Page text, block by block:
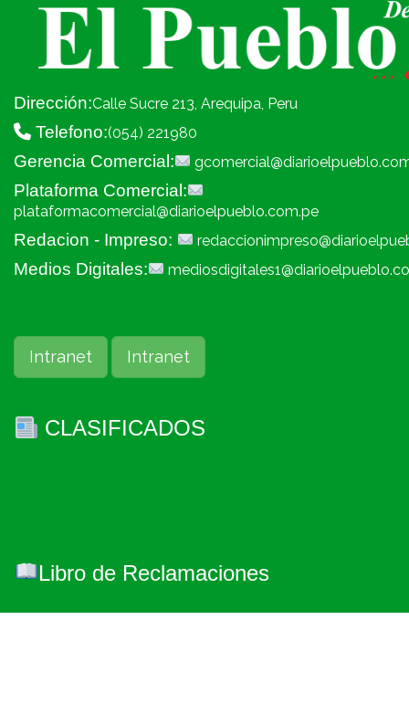
Dirección:Calle Sucre 213, Arequipa, Peru
Telefono:(054) 221980
Gerencia Comercial:
Plataforma Comercial:
plataformacomercial@diarioelpueblo.com.pe
Redacion - Impreso:
Medios Digitales:
Intranet Intranet
CLASIFICADOS
Libro de Reclamaciones